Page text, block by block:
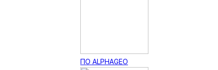
ПО ALPHAGEO